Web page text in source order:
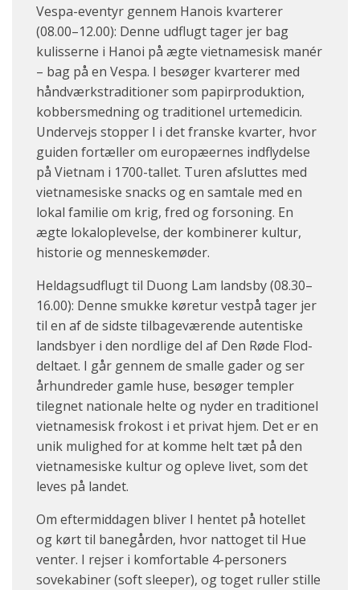
Vespa-eventyr gennem Hanois kvarterer
(08.00–12.00): Denne udflugt tager jer bag
kulisserne i Hanoi på ægte vietnamesisk manér
– bag på en Vespa. I besøger kvarterer med
håndværkstraditioner som papirproduktion,
kobbersmedning og traditionel urtemedicin.
Undervejs stopper I i det franske kvarter, hvor
guiden fortæller om europæernes indflydelse
på Vietnam i 1700-tallet. Turen afsluttes med
vietnamesiske snacks og en samtale med en
lokal familie om krig, fred og forsoning. En
ægte lokaloplevelse, der kombinerer kultur,
historie og menneskemøder.
Heldagsudflugt til Duong Lam landsby (08.30–
16.00): Denne smukke køretur vestpå tager jer
til en af de sidste tilbageværende autentiske
landsbyer i den nordlige del af Den Røde Flod-
deltaet. I går gennem de smalle gader og ser
århundreder gamle huse, besøger templer
tilegnet nationale helte og nyder en traditionel
vietnamesisk frokost i et privat hjem. Det er en
unik mulighed for at komme helt tæt på den
vietnamesiske kultur og opleve livet, som det
leves på landet.
Om eftermiddagen bliver I hentet på hotellet
og kørt til banegården, hvor nattoget til Hue
venter. I rejser i komfortable 4-personers
sovekabiner (soft sleeper), og toget ruller stille